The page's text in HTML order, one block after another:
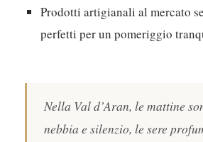
Prodotti artigianali al mercato
perfetti per un pomeriggio
Nella Val d’Aran, le mattine
nebbia e silenzio, le sere